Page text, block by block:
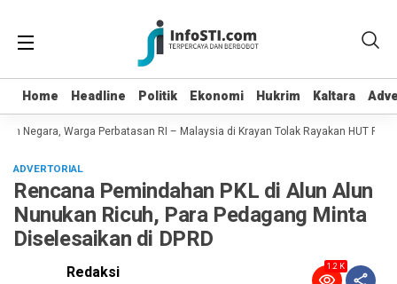
Home Headline Politik Ekonomi Hukrim Kaltara
Home Headline Politik Ekonomi Hukrim Kaltara
Negara, Warga Perbatasan RI – Malaysia di Krayan Tolak Rayakan HUT RI 81
ADVERTORIAL
Rencana Pemindahan PKL di Alun Alun
Nunukan Ricuh, Para Pedagang Minta
Diselesaikan di DPRD
Redaksi 1.2 K